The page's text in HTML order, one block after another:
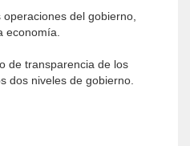
del gobierno,
economía.
de transparencia de los
dos niveles de gobierno.